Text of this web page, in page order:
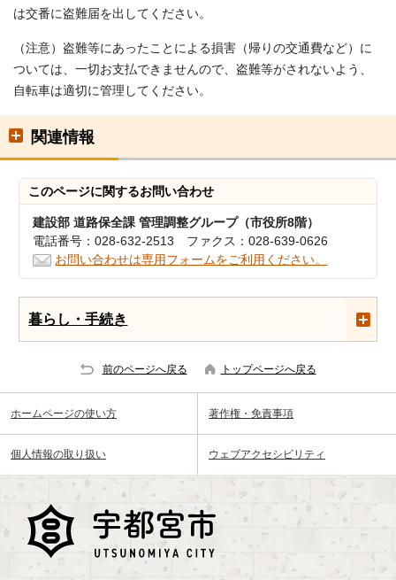
は交番に盗難届を出してください。
（注意）盗難等にあったことによる損害（帰りの交通費など）に
ついては、一切お支払できませんので、盗難等がされないよう、
自転車は適切に管理してください。
関連情報
このページに関するお問い合わせ
建設部 道路保全課 管理調整グループ（市役所8階）
電話番号：028-632-2513 ファクス：028-639-0626
お問い合わせは専用フォームをご利用ください。
暮らし・手続き
前のページへ戻る トップページへ戻る
ホームページの使い方 著作権・免責事項
個人情報の取り扱い ウェブアクセシビリティ